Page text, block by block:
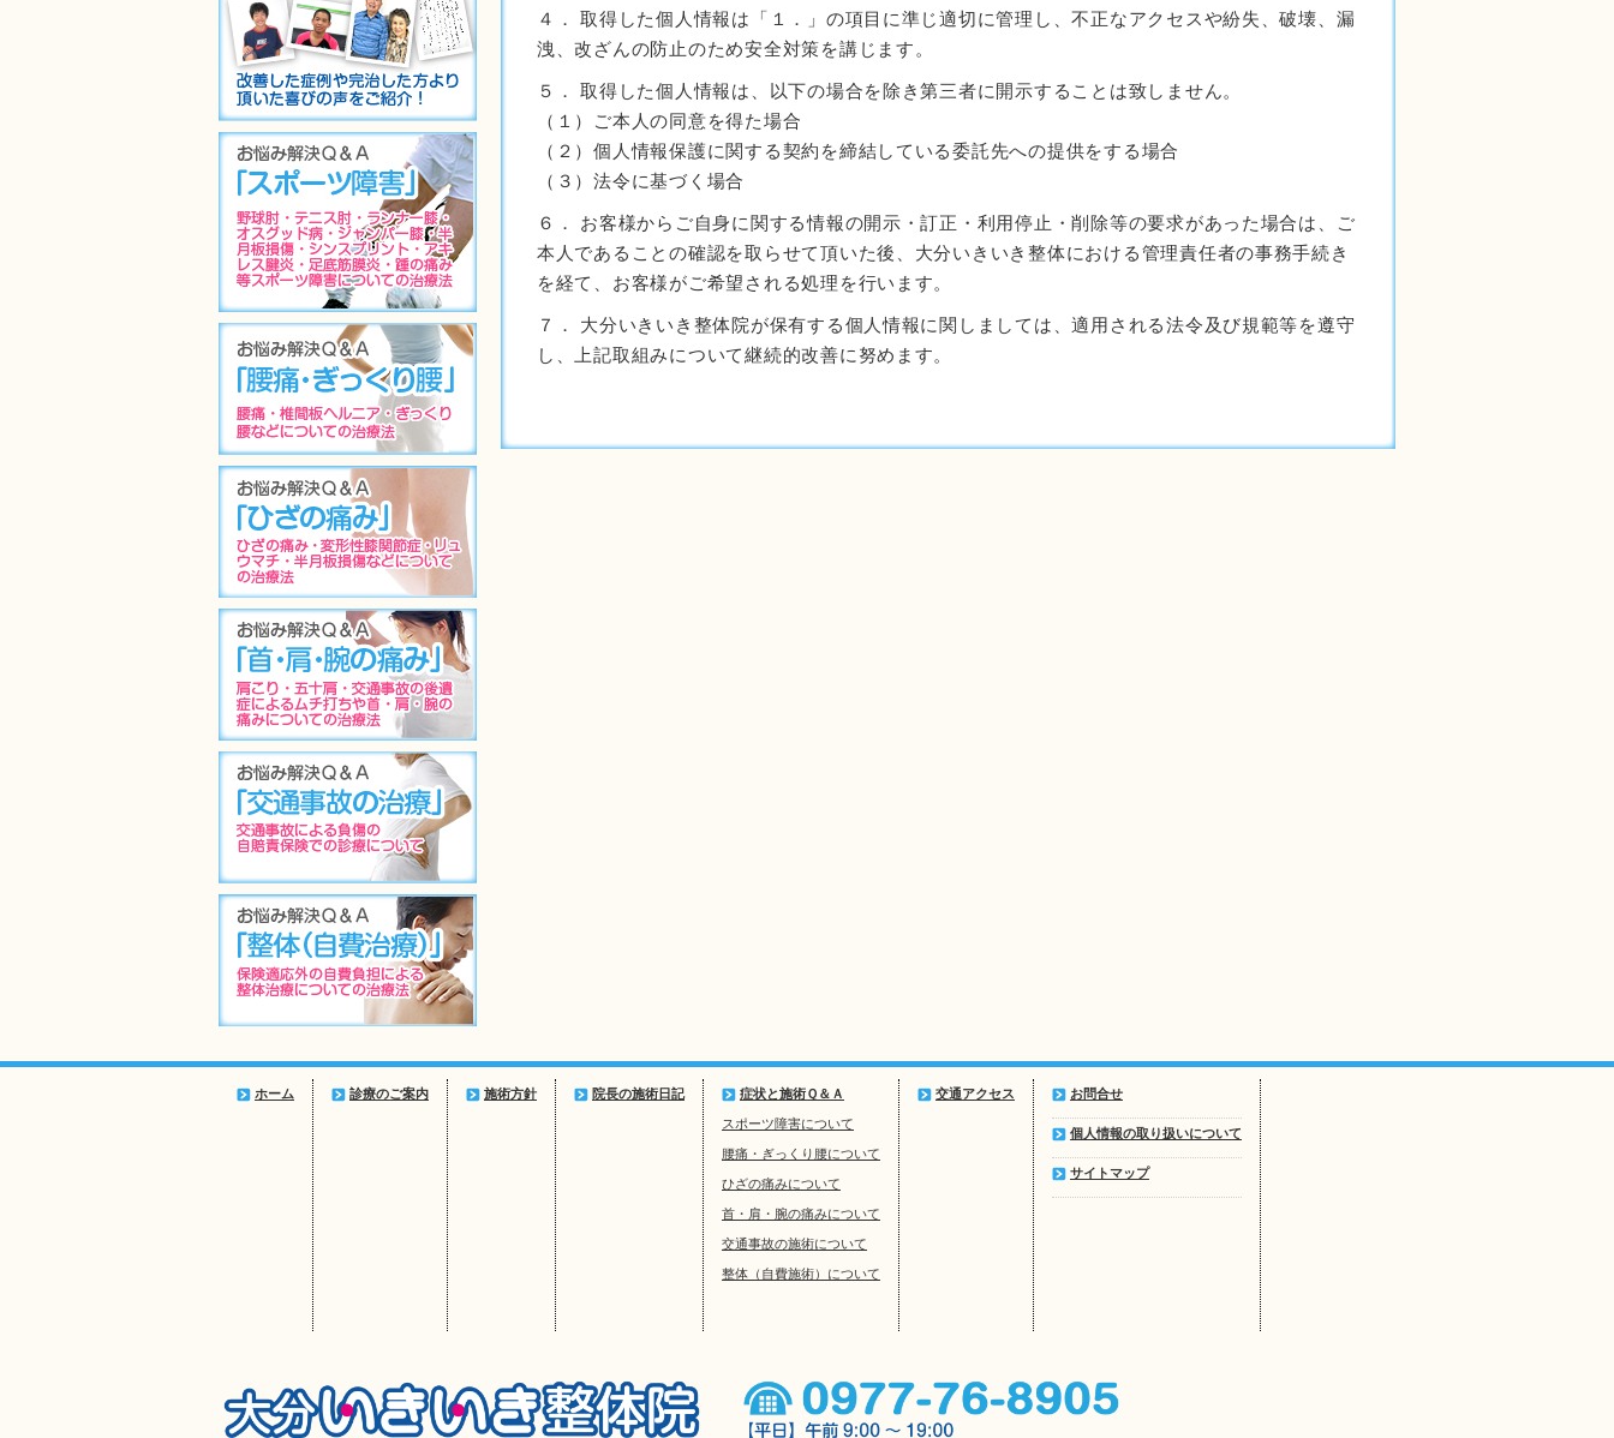
４． 取得した個人情報は「１．」の項目に準じ適切に管理し、不正なアクセスや紛失、破壊、漏
洩、改ざんの防止のため安全対策を講じます。
５． 取得した個人情報は、以下の場合を除き第三者に開示することは致しません。
（１）ご本人の同意を得た場合
（２）個人情報保護に関する契約を締結している委託先への提供をする場合
（３）法令に基づく場合
６． お客様からご自身に関する情報の開示・訂正・利用停止・削除等の要求があった場合は、ご
本人であることの確認を取らせて頂いた後、大分いきいき整体における管理責任者の事務手続き
を経て、お客様がご希望される処理を行います。
７． 大分いきいき整体院が保有する個人情報に関しましては、適用される法令及び規範等を遵守
し、上記取組みについて継続的改善に努めます。
ホーム 診療のご案内 施術方針 院長の施術日記
症状と施術Ｑ＆Ａ
スポーツ障害について
腰痛・ぎっくり腰について
ひざの痛みについて
首・肩・腕の痛みについて
交通事故の施術について
整体（自費施術）について
交通アクセス お問合せ
個人情報の取り扱いについて
サイトマップ